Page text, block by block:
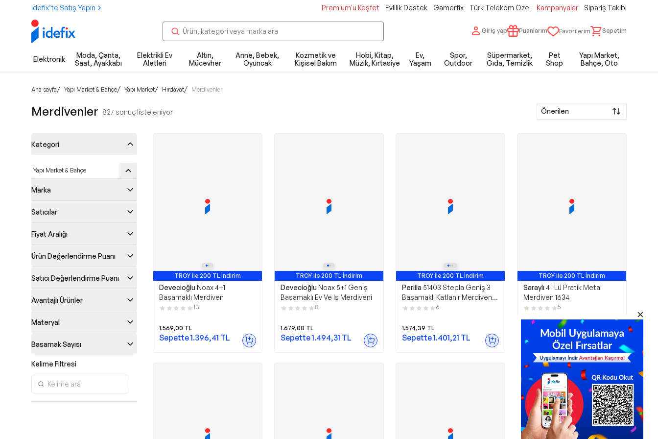
idefix’te Satış Yapın Premium'u Keşfet Evlilik Destek Gamerfix Türk Telekom Özel Kampanyalar Sipariş Takibi
Giriş yap Puanlarım Favorilerim Sepetim
Elektronik
Moda, Çanta,
Saat, Ayakkabı
Elektrikli Ev
Aletleri
Altın,
Mücevher
Anne, Bebek,
Oyuncak
Kozmetik ve
Kişisel Bakım
Hobi, Kitap,
Müzik, Kırtasiye
Ev,
Yaşam
Spor,
Outdoor
Süpermarket,
Gıda, Temizlik
Pet
Shop
Yapı Market,
Bahçe, Oto
Ana sayfa/ Yapı Market & Bahçe/ Yapı Market/ Hırdavat/ Merdivenler
Merdivenler 827 sonuç listeleniyor Önerilen
Kategori
Yapı Market & Bahçe
Marka
Satıcılar
Fiyat Aralığı
Ürün Değerlendirme Puanı
Satıcı Değerlendirme Puanı
Avantajlı Ürünler
Materyal
Basamak Sayısı
Kelime Filtresi
TROY ile 200 TL İndirim
Devecioğlu Noax 4+1
Basamaklı Merdiven
13
1.569,00 TL
Sepette1.396,41 TL
TROY ile 200 TL İndirim
Devecioğlu Noax 5+1 Geniş
Basamaklı Ev Ve Iş Merdiveni
8
1.679,00 TL
Sepette1.494,31 TL
TROY ile 200 TL İndirim
Perilla 51403 Stepla Geniş 3
Basamaklı Katlanır Merdiven
Eurotower Siyah
6
1.574,39 TL
Sepette1.401,21 TL
TROY ile 200 TL İndirim
Saraylı4 ' Lü Pratik Metal
Merdiven 1634
5
1.990,00TL
Sepette1.592,00TL